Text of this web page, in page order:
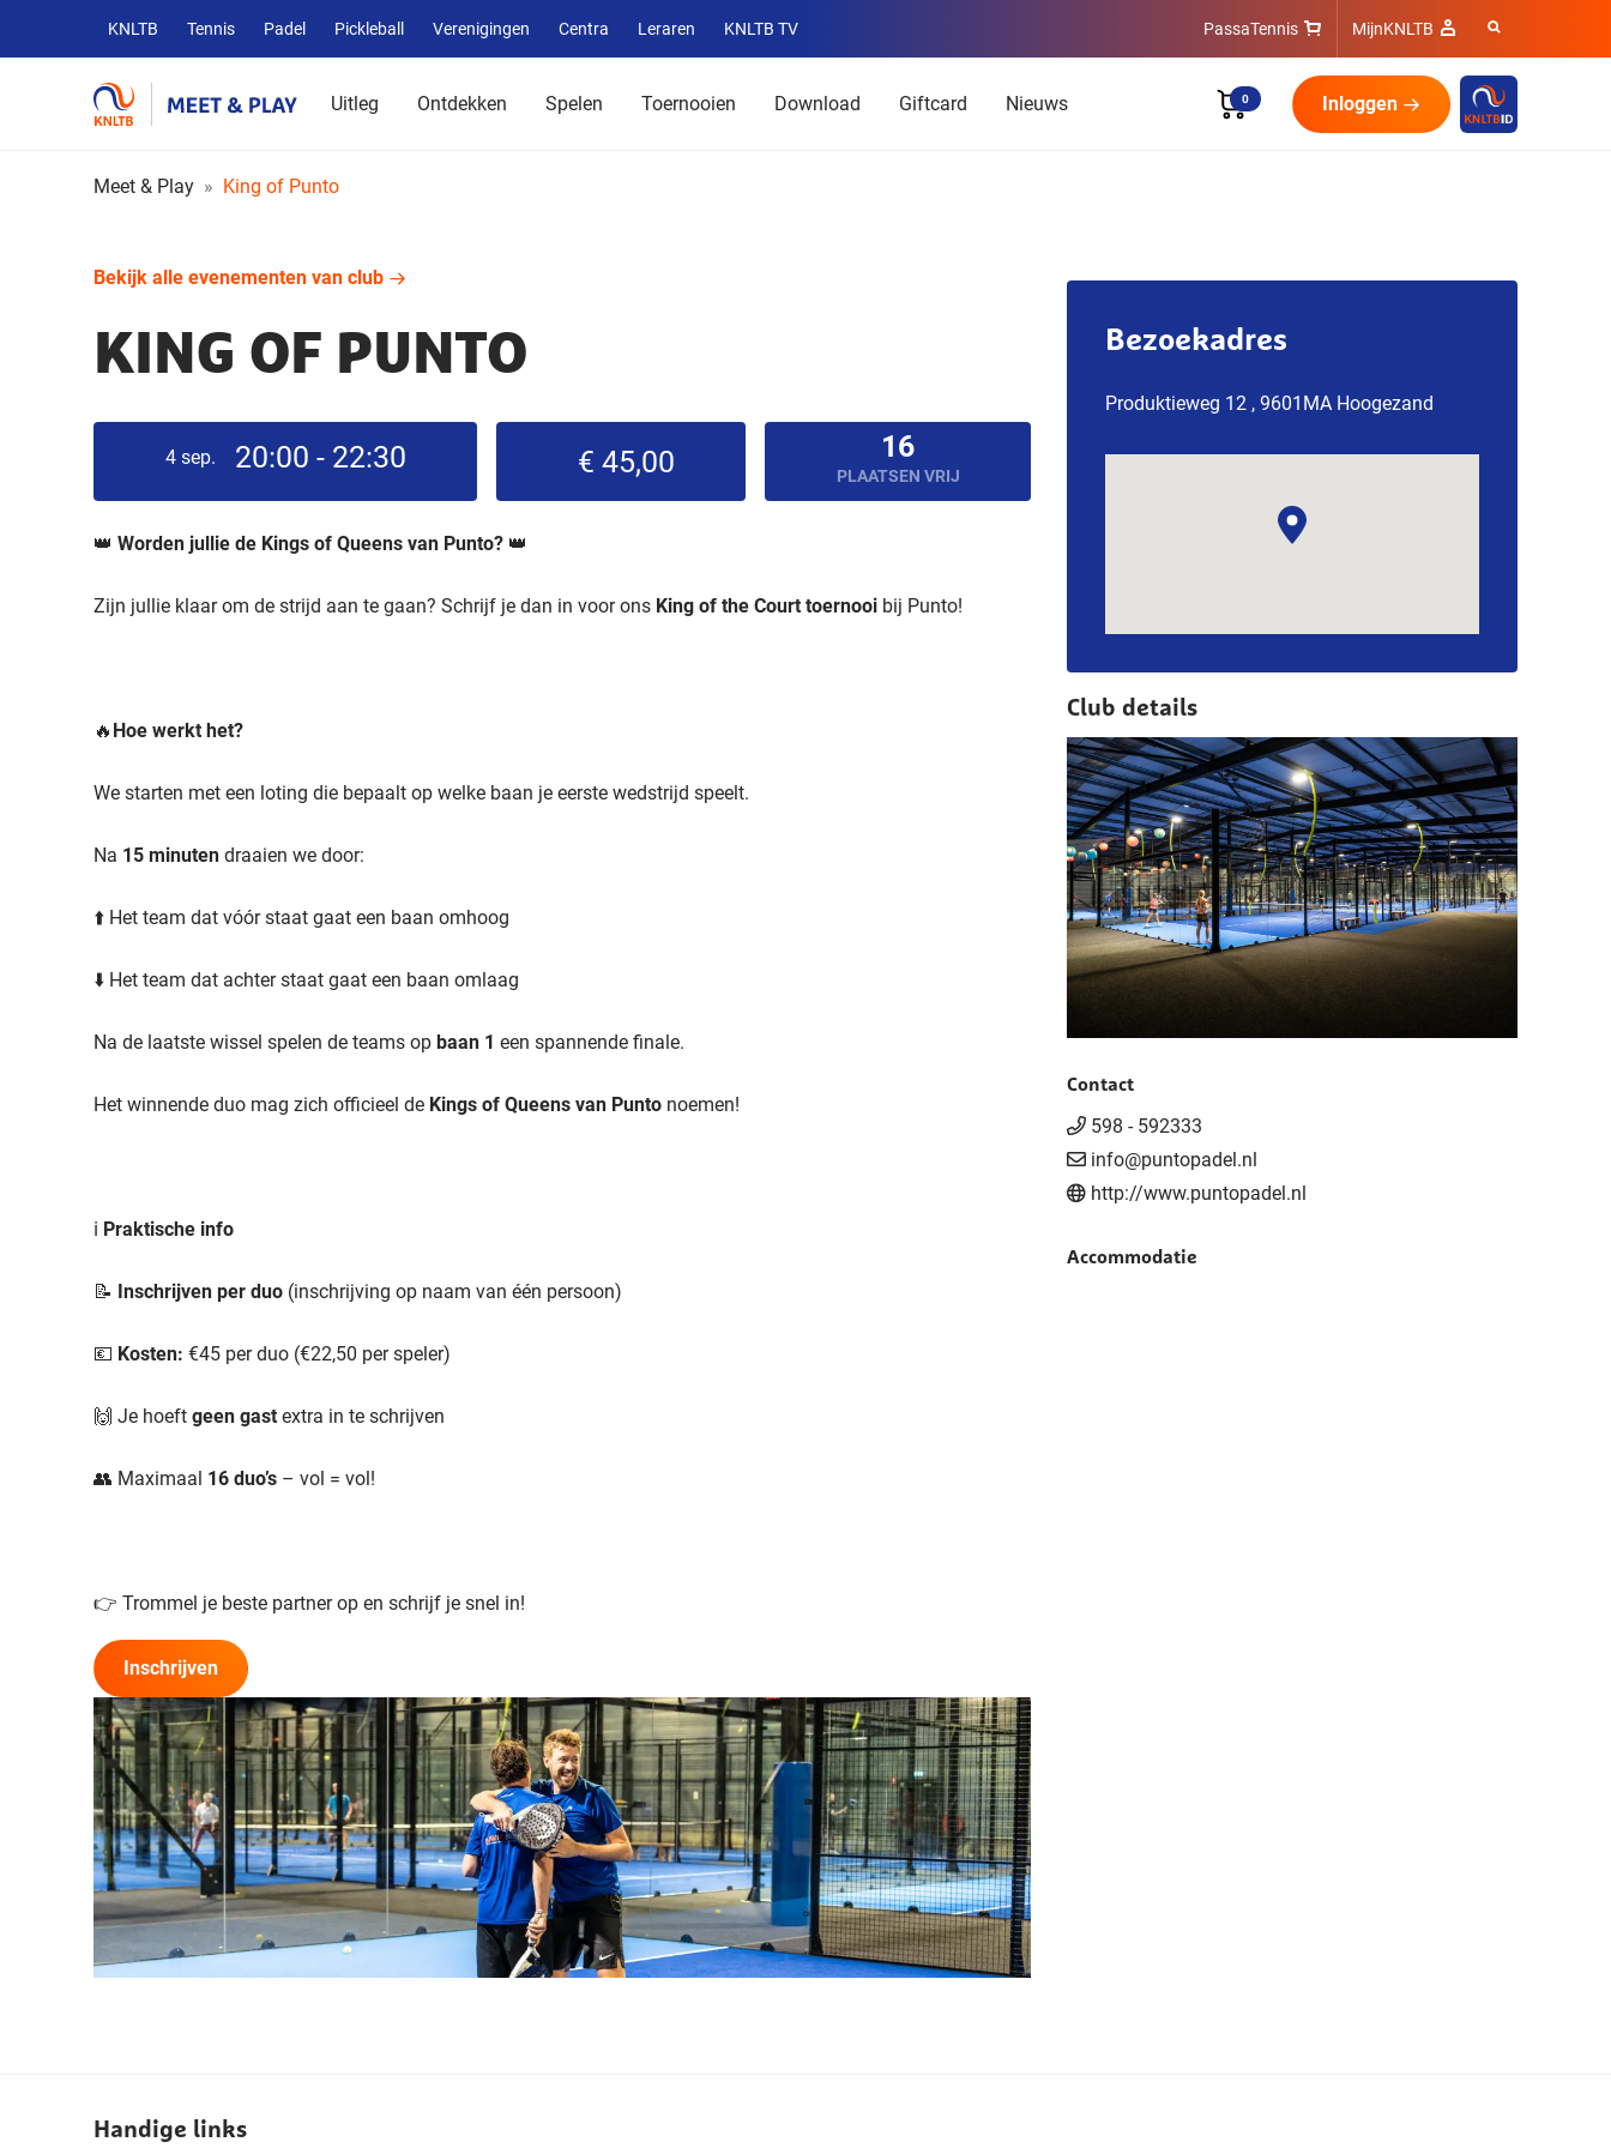
Overige
KNLTB
websites
KNLTB Tennis Padel Pickleball Verenigingen Centra Leraren KNLTB TV
Service
menu
PassaTennis MijnKNLTB
Uitleg Ontdekken Spelen Toernooien Download Giftcard Nieuws 0 Inloggen
Meet & Play King of Punto
Bekijk alle evenementen van club
KING OF PUNTO
4 sep. 20:00 - 22:30 € 45,00 16
PLAATSEN VRIJ
👑 Worden jullie de Kings of Queens van Punto? 👑
Zijn jullie klaar om de strijd aan te gaan? Schrijf je dan in voor ons King of the Court toernooi bij Punto!
🔥 Hoe werkt het?
We starten met een loting die bepaalt op welke baan je eerste wedstrijd speelt.
Na 15 minuten draaien we door:
⬆️ Het team dat vóór staat gaat een baan omhoog
⬇️ Het team dat achter staat gaat een baan omlaag
Na de laatste wissel spelen de teams op baan 1 een spannende finale.
Het winnende duo mag zich officieel de Kings of Queens van Punto noemen!
ℹ️ Praktische info
📝 Inschrijven per duo (inschrijving op naam van één persoon)
💶 Kosten: €45 per duo (€22,50 per speler)
🙌 Je hoeft geen gast extra in te schrijven
👥 Maximaal 16 duo’s – vol = vol!
👉 Trommel je beste partner op en schrijf je snel in!
Inschrijven
Bezoekadres
Produktieweg 12 , 9601MA Hoogezand
Club details
Contact
598 - 592333
info@puntopadel.nl
http://www.puntopadel.nl
Accommodatie
Handige links